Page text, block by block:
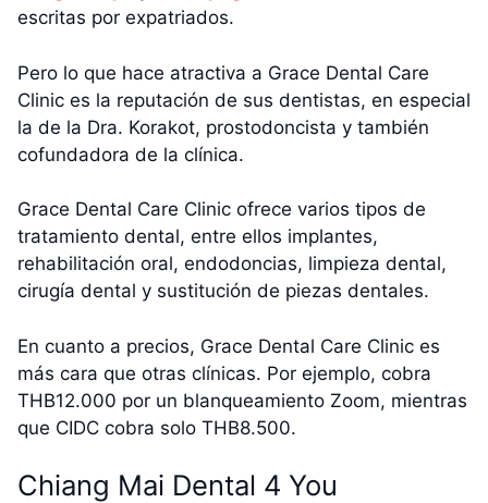
escritas por expatriados.
Pero lo que hace atractiva a Grace Dental Care
Clinic es la reputación de sus dentistas, en especial
la de la Dra. Korakot, prostodoncista y también
cofundadora de la clínica.
Grace Dental Care Clinic ofrece varios tipos de
tratamiento dental, entre ellos implantes,
rehabilitación oral, endodoncias, limpieza dental,
cirugía dental y sustitución de piezas dentales.
En cuanto a precios, Grace Dental Care Clinic es
más cara que otras clínicas. Por ejemplo, cobra
THB12.000 por un blanqueamiento Zoom, mientras
que CIDC cobra solo THB8.500.
Chiang Mai Dental 4 You